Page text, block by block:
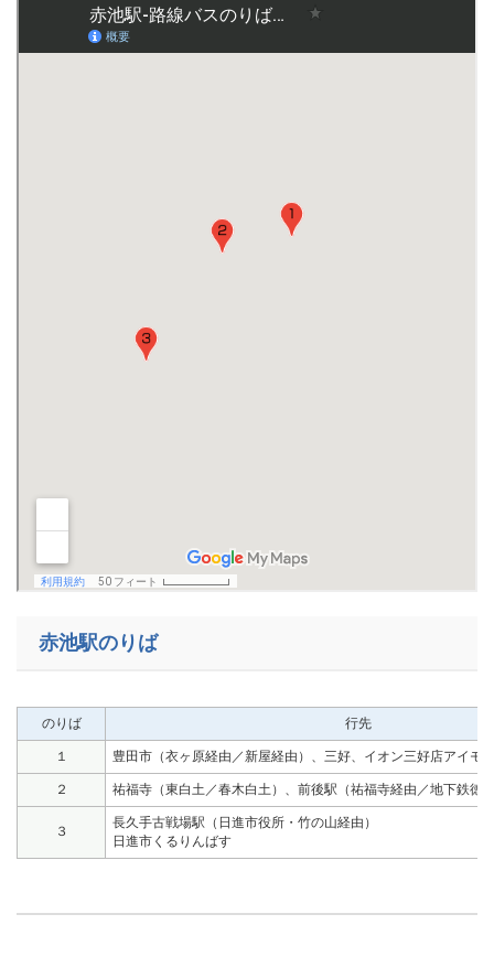
赤池駅のりば
のりば 行先
１ 豊田市（衣ヶ原経由／新屋経由）、三好、イオン三好店アイモ
２ 祐福寺（東白土／春木白土）、前後駅（祐福寺経由／地下鉄徳
３
長久手古戦場駅（日進市役所・竹の山経由）
日進市くるりんばす